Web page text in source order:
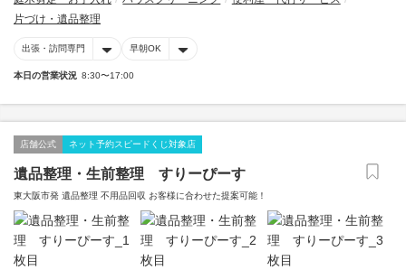
片づけ・遺品整理
出張・訪問専門 早朝OK
本日の営業状況 8:30〜17:00
店舗公式 ネット予約スピードくじ対象店
遺品整理・生前整理 すりーぴーす
東大阪市発 遺品整理 不用品回収 お客様に合わせた提案可能！